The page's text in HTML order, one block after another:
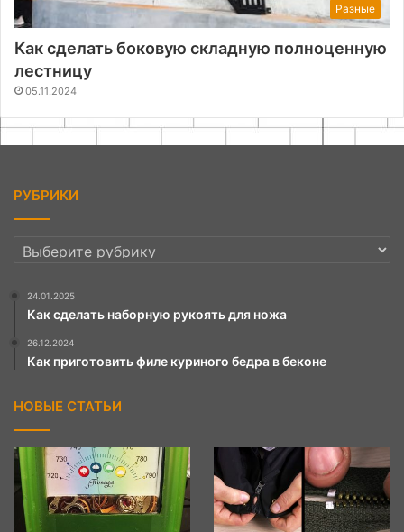
Разные
Как сделать боковую складную полноценную
лестницу
05.11.2024
РУБРИКИ
РУБРИКИ
24.01.2025
Как сделать наборную рукоять для ножа
26.12.2024
Как приготовить филе куриного бедра в беконе
НОВЫЕ СТАТЬИ